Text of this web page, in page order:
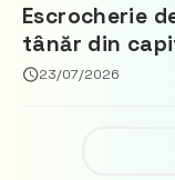
Escrocherie
tânăr din
închisoare
23/07/2026